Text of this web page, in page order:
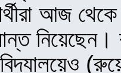
আজ